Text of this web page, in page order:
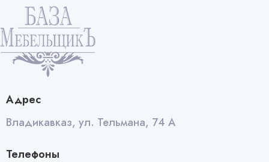
Адрес
Владикавказ, ул. Тельмана, 74 А
Телефоны